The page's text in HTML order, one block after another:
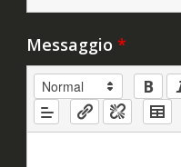
Messaggio *